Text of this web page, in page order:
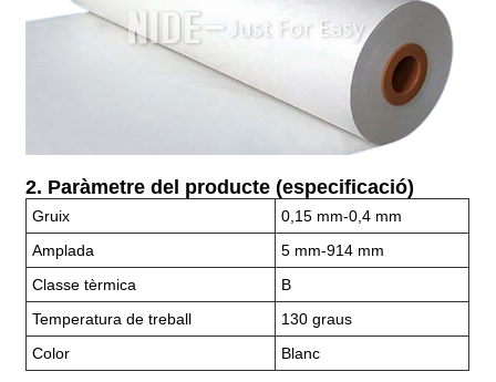
2. Paràmetre del producte (especificació)
Gruix
0,15 mm-0,4 mm
Amplada
5 mm-914 mm
Classe tèrmica
B
Temperatura de treball
130 graus
Color
Blanc